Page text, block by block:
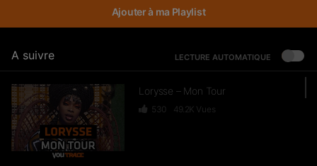
Ajouter à ma Playlist
A suivre LECTURE AUTOMATIQUE
Lorysse – Mon Tour
530 49.2K Vues